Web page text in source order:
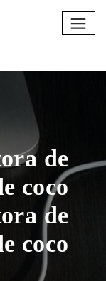
de
coco
de
coco